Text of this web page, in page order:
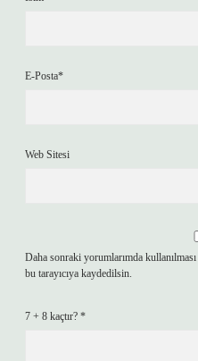
E-Posta*
Web Sitesi
Daha sonraki yorumlarımda
bu tarayıcıya kaydedilsin.
7 + 8 kaçtır? *